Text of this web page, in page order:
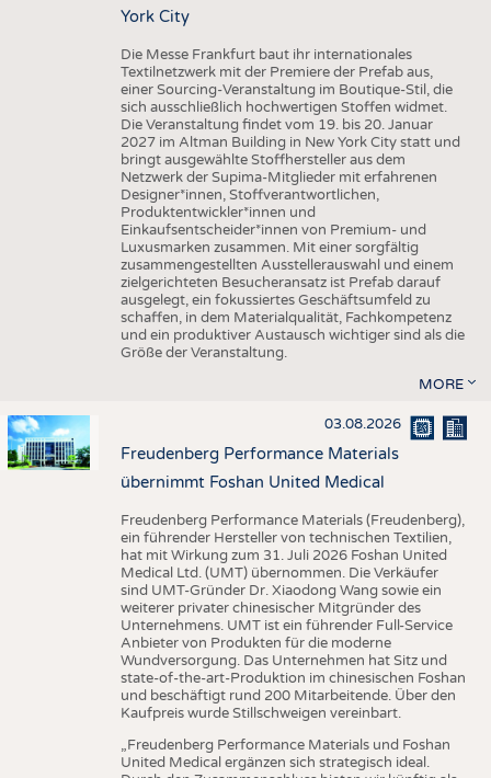
York City
Die Messe Frankfurt baut ihr internationales
Textilnetzwerk mit der Premiere der Prefab aus,
einer Sourcing-Veranstaltung im Boutique-Stil, die
sich ausschließlich hochwertigen Stoffen widmet.
Die Veranstaltung findet vom 19. bis 20. Januar
2027 im Altman Building in New York City statt und
bringt ausgewählte Stoffhersteller aus dem
Netzwerk der Supima-Mitglieder mit erfahrenen
Designer*innen, Stoffverantwortlichen,
Produktentwickler*innen und
Einkaufsentscheider*innen von Premium- und
Luxusmarken zusammen. Mit einer sorgfältig
zusammengestellten Ausstellerauswahl und einem
zielgerichteten Besucheransatz ist Prefab darauf
ausgelegt, ein fokussiertes Geschäftsumfeld zu
schaffen, in dem Materialqualität, Fachkompetenz
und ein produktiver Austausch wichtiger sind als die
Größe der Veranstaltung.
MORE
03.08.2026
Freudenberg Performance Materials
übernimmt Foshan United Medical
Freudenberg Performance Materials (Freudenberg),
ein führender Hersteller von technischen Textilien,
hat mit Wirkung zum 31. Juli 2026 Foshan United
Medical Ltd. (UMT) übernommen. Die Verkäufer
sind UMT-Gründer Dr. Xiaodong Wang sowie ein
weiterer privater chinesischer Mitgründer des
Unternehmens. UMT ist ein führender Full-Service
Anbieter von Produkten für die moderne
Wundversorgung. Das Unternehmen hat Sitz und
state-of-the-art-Produktion im chinesischen Foshan
und beschäftigt rund 200 Mitarbeitende. Über den
Kaufpreis wurde Stillschweigen vereinbart.
„Freudenberg Performance Materials und Foshan
United Medical ergänzen sich strategisch ideal.